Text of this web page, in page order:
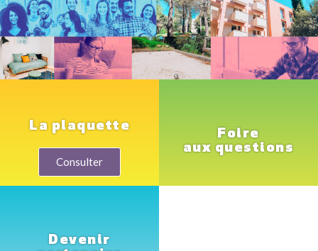
La plaquette
Consulter
Foire
aux questions
Devenir